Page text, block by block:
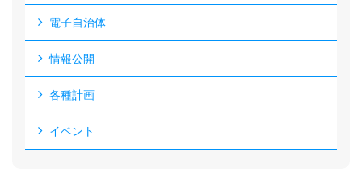
電子自治体
情報公開
各種計画
イベント